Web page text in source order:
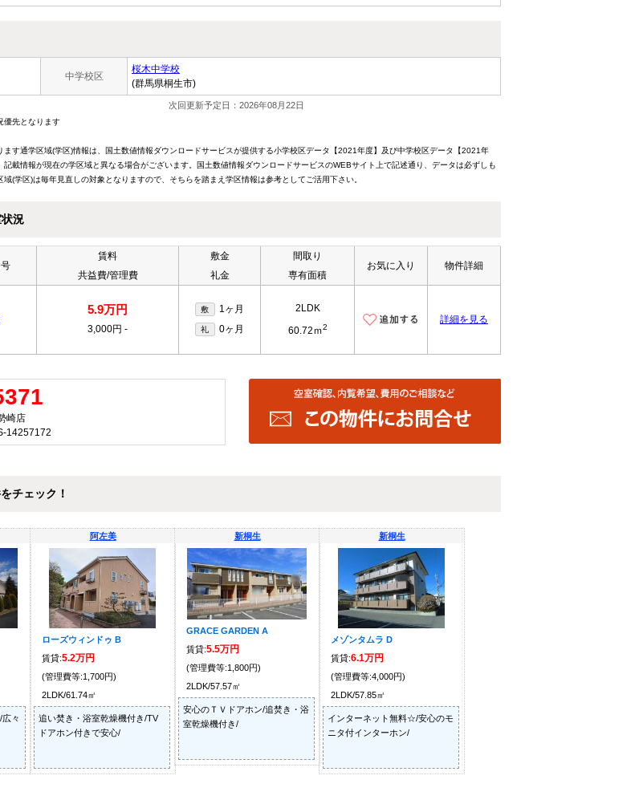
中学校区
桜木中学校
(群馬県桐生市)
次回更新予定日：2026年08月22日
優先となります
ます通学区域(学区)情報は、国土数値情報ダウンロードサービスが提供する小学校区データ【2021年度】及び中学校区データ【2021年
記載情報が現在の学区域と異なる場合がございます。国土数値情報ダウンロードサービスのWEBサイト上で記述通り、データは必ずしも
(学区)は毎年見直しの対象となりますので、そちらを踏まえ学区情報は参考としてご活用下さい。
況
賃料
共益費/管理費
敷金
礼金
間取り
専有面積
お気に入り 物件詳細
5.9万円
3,000円 -
敷 1ヶ月
礼 0ヶ月
2LDK
60.72ｍ2
詳細を見る
崎店
14257172
チェック！
々
阿左美
ローズウィンドゥ B
賃貸:5.2万円
(管理費等:1,700円)
2LDK/61.74㎡
追い焚き・浴室乾燥機付き/TV
ドアホン付きで安心/
新桐生
GRACE GARDEN A
賃貸:5.5万円
(管理費等:1,800円)
2LDK/57.57㎡
安心のＴＶドアホン/追焚き・浴
室乾燥機付き/
新桐生
メゾンタムラ D
賃貸:6.1万円
(管理費等:4,000円)
2LDK/57.85㎡
インターネット無料☆/安心のモ
ニタ付インターホン/